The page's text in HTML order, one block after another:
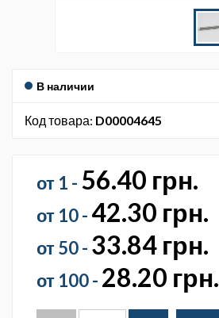
В наличии
Код товара: D00004645
от 1 - 56.40 грн.
от 10 -42.30 грн.
от 50 - 33.84 грн.
от 100 - 28.20 грн.